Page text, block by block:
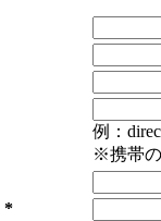
例：
※携帯
*